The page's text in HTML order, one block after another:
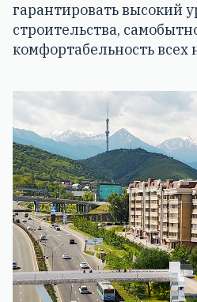
гарантировать высокий
строительства,
комфортабельность всех